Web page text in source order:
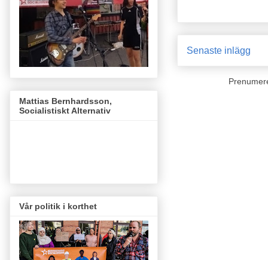
Senaste inlägg
Mattias Bernhardsson,
Socialistiskt Alternativ
Vår politik i korthet